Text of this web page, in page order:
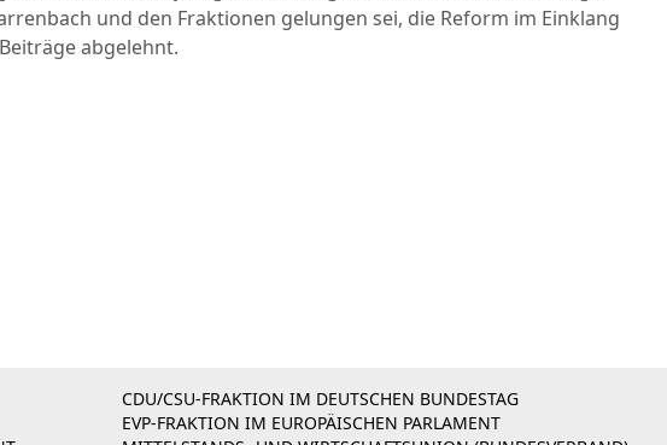
und den Fraktionen gelungen sei, die Reform im Einklang
abgelehnt.
CDU/CSU-FRAKTION IM DEUTSCHEN BUNDESTAG
EVP-FRAKTION IM EUROPÄISCHEN PARLAMENT